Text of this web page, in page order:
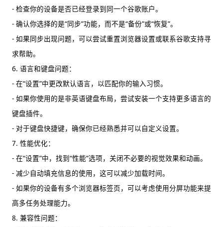
- 检查你的设备是否已经登录到同一个谷歌账户。
- 确认你选择的是“同步”功能，而不是“备份”或“恢复”。
- 如果同步出现问题，可以尝试重置浏览器设置或联系谷歌支持寻
求帮助。
6. 语言和键盘问题：
- 在“设置”中更改默认语言，以匹配你的输入习惯。
- 如果你使用的是非英语键盘布局，尝试安装一个支持更多语言的
键盘插件。
- 对于键盘快捷键，确保你已经熟悉并可以自定义设置。
7. 性能优化：
- 在“设置”中，找到“性能”选项，关闭不必要的视觉效果和动画。
- 减少自动填充信息的使用，这可以减少加载时间。
- 如果你的设备有多个浏览器标签页，可以考虑使用分屏功能来提
高多任务处理能力。
8. 兼容性问题：